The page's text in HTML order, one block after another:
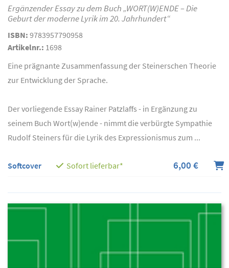
Ergänzender Essay zu dem Buch „WORT(W)ENDE – Die
Geburt der moderne Lyrik im 20. Jahrhundert“
ISBN: 9783957790958
Artikelnr.: 1698
Eine prägnante Zusammenfassung der Steinerschen Theorie
zur Entwicklung der Sprache.
Der vorliegende Essay Rainer Patzlaffs - in Ergänzung zu
seinem Buch Wort(w)ende - nimmt die verbürgte Sympathie
Rudolf Steiners für die Lyrik des Expressionismus zum ...
Softcover Sofort lieferbar* 6,00 €